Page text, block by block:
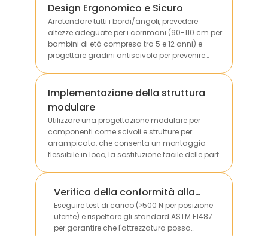
Design Ergonomico e Sicuro
Arrotondare tutti i bordi/angoli, prevedere
altezze adeguate per i corrimani (90-110 cm per
bambini di età compresa tra 5 e 12 anni) e
progettare gradini antiscivolo per prevenire
Implementazione della struttura
modulare
Utilizzare una progettazione modulare per
componenti come scivoli e strutture per
arrampicata, che consenta un montaggio
flessibile in loco, la sostituzione facile delle parti
Verifica della conformità alla
portata
Eseguire test di carico (≥500 N per posizione
utente) e rispettare gli standard ASTM F1487
per garantire che l'attrezzatura possa